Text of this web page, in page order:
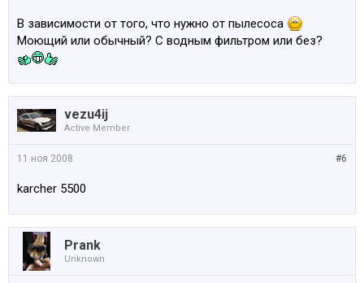
В зависимости от того, что нужно от пылесоса
Моющий или обычный? С водным фильтром или без?
vezu4ij
Active Member
#6
11 ноя 2008
karcher 5500
Prank
Unknown